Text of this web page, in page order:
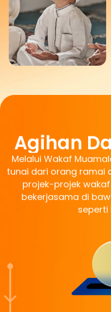
Melalui Wakaf
tunai dari orang ramai
projek-projek
bekerjasama di
seperti